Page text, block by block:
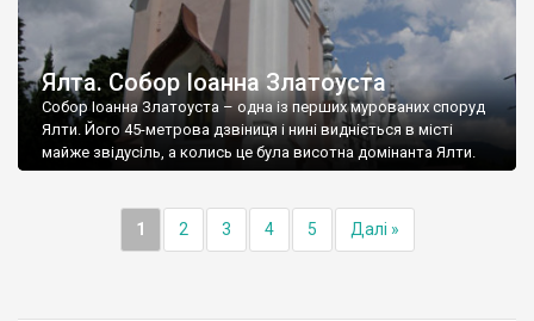
Ялта. Собор Іоанна Златоуста
Собор Іоанна Златоуста – одна із перших мурованих споруд
Ялти. Його 45-метрова дзвіниця і нині видніється в місті
майже звідусіль, а колись це була висотна домінанта Ялти.
1 2 3 4 5 Далі »